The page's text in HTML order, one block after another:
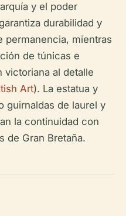
y el poder
durabilidad y
permanencia, mientras
de túnicas e
victoriana al detalle
Art). La estatua y
guirnaldas de laurel y
la continuidad con
de Gran Bretaña.